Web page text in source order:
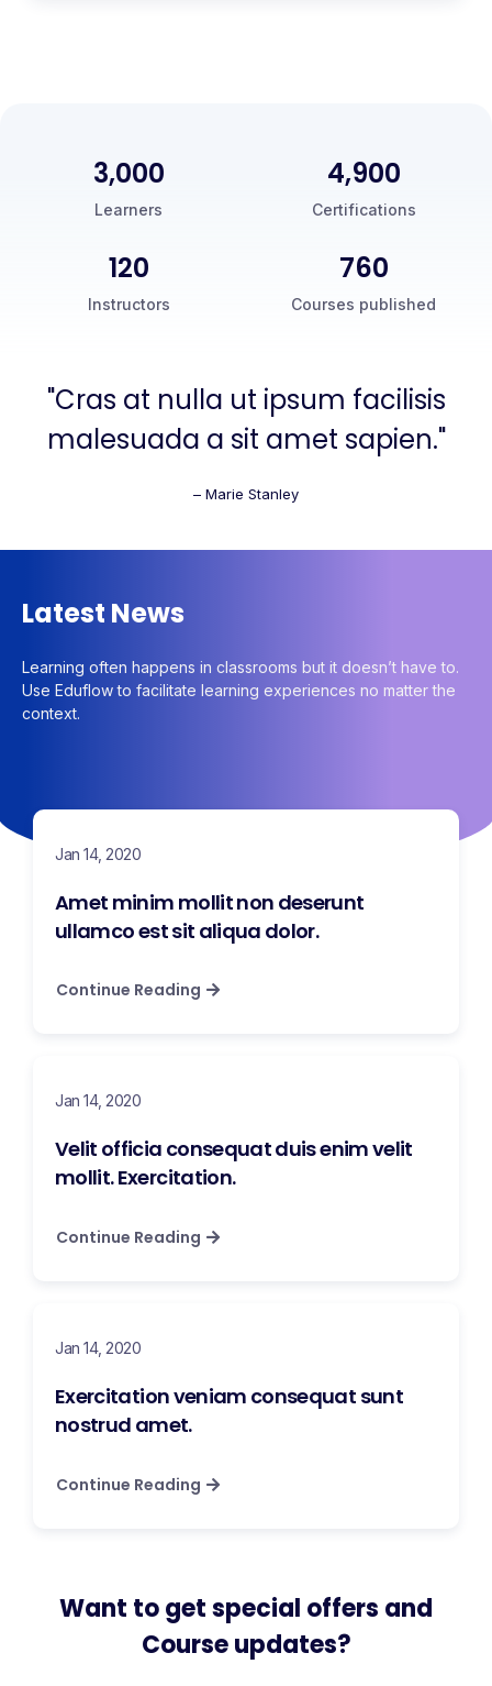
3,000
Learners
5,000
Certifications
120
Instructors
760
Courses published
"Cras at nulla ut ipsum facilisis
malesuada a sit amet sapien."
– Marie Stanley
Latest News
Learning often happens in classrooms but it doesn’t have to.
Use Eduflow to facilitate learning experiences no matter the
context.
Jan 14, 2020
Amet minim mollit non deserunt
ullamco est sit aliqua dolor.
Continue Reading
Jan 14, 2020
Velit officia consequat duis enim velit
mollit. Exercitation.
Continue Reading
Jan 14, 2020
Exercitation veniam consequat sunt
nostrud amet.
Continue Reading
Want to get special offers and
Course updates?